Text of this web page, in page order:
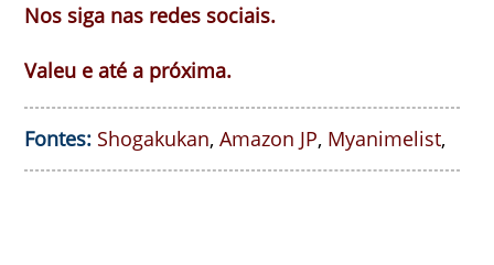
Nos siga nas redes sociais.
Valeu e até a próxima.
Fontes: Shogakukan, Amazon JP, Myanimelist,